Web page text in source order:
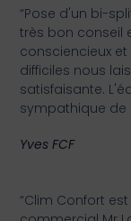
“Pose d'un bi-
très bon conseil
consciencieux
difficiles nous
satisfaisante.
sympathique de
Yves FCF
“Clim Confort